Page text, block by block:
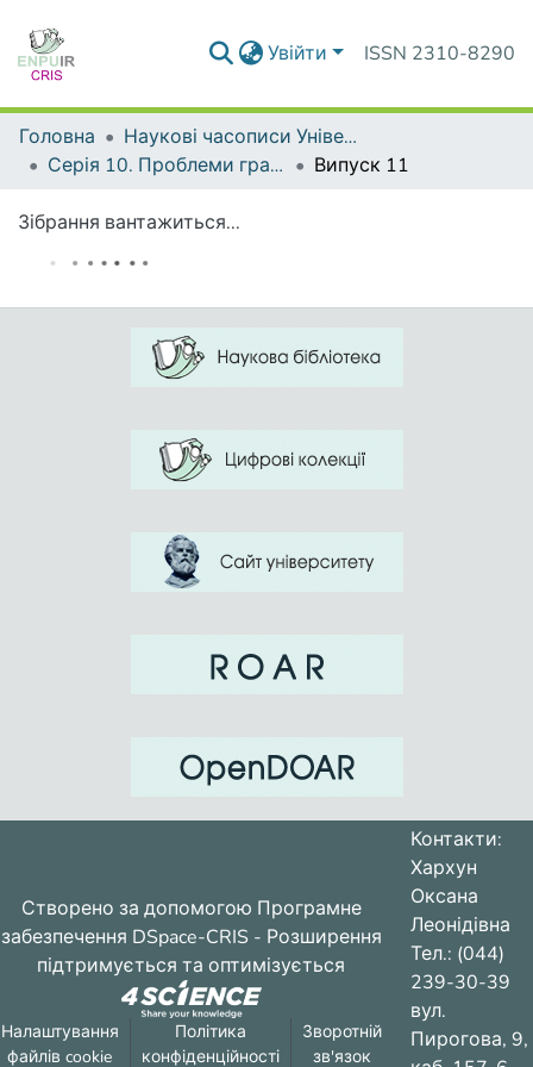
Увійти ISSN 2310-8290
Головна
Наукові часописи Університету
Серія 10. Проблеми граматики і лексикології української мови
Випуск 11
Зібрання вантажиться...
Створено за допомогою Програмне
забезпечення DSpace-CRIS - Розширення
підтримується та оптимізується
Налаштування
файлів cookie
Політика
конфіденційності
Зворотній
зв'язок
Контакти:
Хархун
Оксана
Леонідівна
Тел.: (044)
239-30-39
вул.
Пирогова, 9,